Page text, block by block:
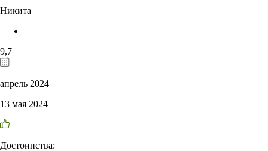
Никита
9,7
апрель 2024
13 мая 2024
Достоинства: